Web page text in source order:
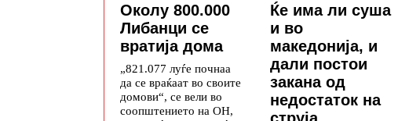
Околу 800.000
Либанци се
вратија дома
„821.077 луѓе почнаа
да се враќаат во своите
домови“, се вели во
соопштението на ОН,
Ќе има ли суша
и во
македонија, и
дали постои
закана од
недостаток на